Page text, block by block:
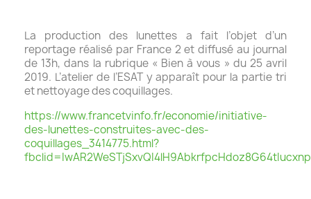
La production des lunettes a fait l’objet d’un
reportage réalisé par France 2 et diffusé au journal
de 13h, dans la rubrique « Bien à vous » du 25 avril
2019. L’atelier de l’ESAT y apparaît pour la partie tri
et nettoyage des coquillages.
https://www.francetvinfo.fr/economie/initiative-
des-lunettes-construites-avec-des-
coquillages_3414775.html?